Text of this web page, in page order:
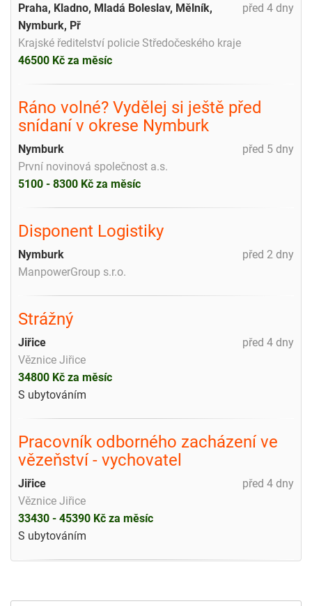
před 4 dny
Praha, Kladno, Mladá Boleslav, Mělník,
Nymburk, Př
Krajské ředitelství policie Středočeského kraje
46500 Kč za měsíc
Ráno volné? Vydělej si ještě před
snídaní v okrese Nymburk
před 5 dny
Nymburk
První novinová společnost a.s.
5100 - 8300 Kč za měsíc
Disponent Logistiky
před 2 dny
Nymburk
ManpowerGroup s.r.o.
Strážný
před 4 dny
Jiřice
Věznice Jiřice
34800 Kč za měsíc
S ubytováním
Pracovník odborného zacházení ve
vězeňství - vychovatel
před 4 dny
Jiřice
Věznice Jiřice
33430 - 45390 Kč za měsíc
S ubytováním